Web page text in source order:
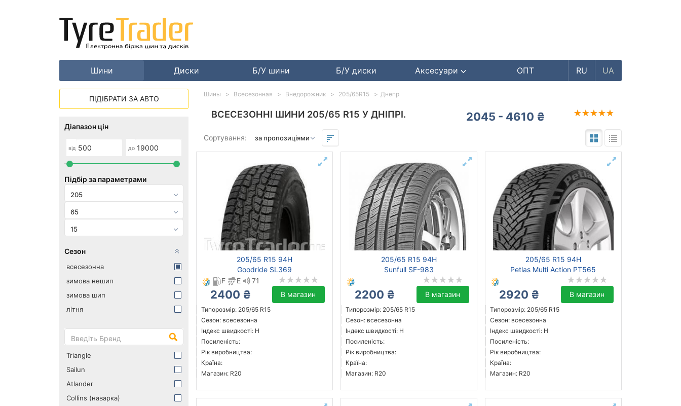
Шини Диски Б/У шини Б/У диски Аксесуари ОПТ RU UA
ВСЕСЕЗОННІ ШИНИ 205/65 R15 У ДНІПРІ. 2045 - 4610 ₴
Сортування:
205/65 R15 94H
Goodride SL369
F
E 71
2400 ₴ В магазин
Типорозмір: 205/65 R15
Сезон: всесезонна
Індекс швидкості: H
Посиленість:
Рік виробництва:
Країна:
Магазин: R20
205/65 R15 94H
Sunfull SF-983
2200 ₴ В магазин
Типорозмір: 205/65 R15
Сезон: всесезонна
Індекс швидкості: H
Посиленість:
Рік виробництва:
Країна:
Магазин: R20
205/65 R15 94H
Petlas Multi Action PT565
2920 ₴ В магазин
Типорозмір: 205/65 R15
Сезон: всесезонна
Індекс швидкості: H
Посиленість:
Рік виробництва:
Країна:
Магазин: R20
Шины Всесезонная Внедорожник 205/65R15 Днепр
ПІДІБРАТИ ЗА АВТО
Діапазон цін
від до
Підбір за параметрами
205
65
15
Сезон
всесезонна
зимова нешип
зимова шип
літня
Triangle
Sailun
Atlander
Collins (наварка)